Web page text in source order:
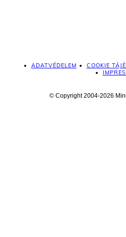
ADATVÉDELEM COOKIE
© Copyright 2004-2026